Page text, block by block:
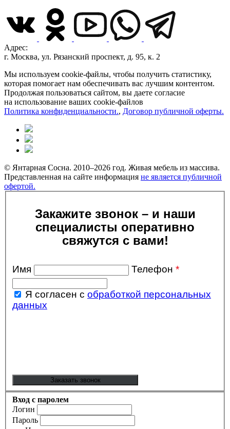
Адрес:
г. Москва, ул. Рязанский проспект, д. 95, к. 2
Мы используем cookie-файлы, чтобы получить статистику,
которая помогает нам обеспечивать вас лучшим контентом.
Продолжая пользоваться сайтом, вы даете согласие
на использование ваших cookie-файлов
Политика конфиденциальности., Договор публичной оферты.
© Янтарная Сосна. 2010–2026 год. Живая мебель из массива.
Представленная на сайте информация не является публичной
офертой.
Закажите звонок – и наши
специалисты оперативно
свяжутся с вами!
Имя Телефон *
Я согласен с обработкой персональных
данных
Вход с паролем
Логин
Пароль